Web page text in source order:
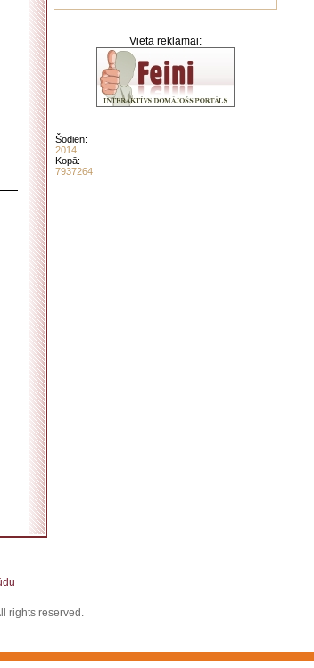
Vieta reklāmai:
Šodien:
2014
Kopā:
7937264
rights reserved.